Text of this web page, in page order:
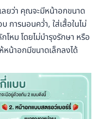
ยว่า คุณจะมีหน้าอกขนาด
การนอนคว่ำ, ใส่เสื้อในไม่
หม โดยไม่บำรุงรักษา หรือ
น้าอกมีขนาดเล็กลงได้